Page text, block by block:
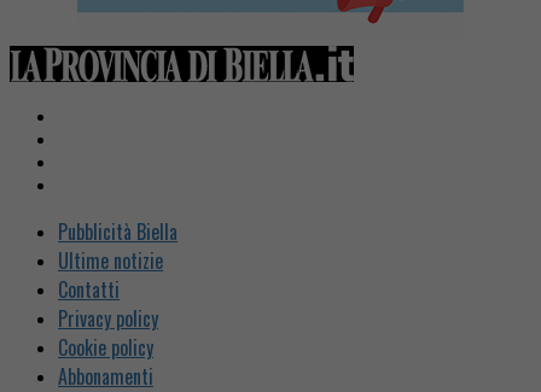
Pubblicità Biella
Ultime notizie
Contatti
Privacy policy
Cookie policy
Abbonamenti